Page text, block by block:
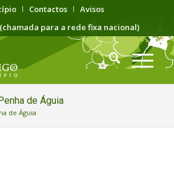
Contactos
Avisos
(chamada para a rede fixa nacional)
de Águia
de Águia